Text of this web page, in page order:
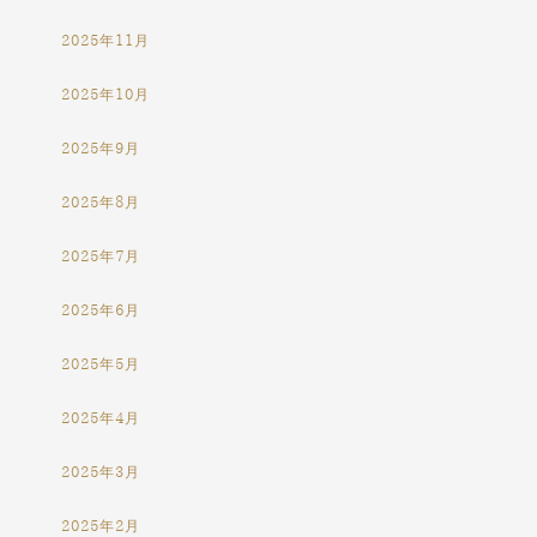
2025年11月
2025年10月
2025年9月
2025年8月
2025年7月
2025年6月
2025年5月
2025年4月
2025年3月
2025年2月